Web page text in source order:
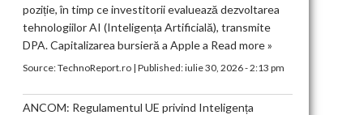
poziție, în timp ce investitorii evaluează dezvoltarea
tehnologiilor AI (Inteligența Artificială), transmite
DPA. Capitalizarea bursieră a Apple a Read more »
Source:TechnoReport.ro| Published:iulie 30, 2026 - 2:13 pm
ANCOM: Regulamentul UE privind Inteligența